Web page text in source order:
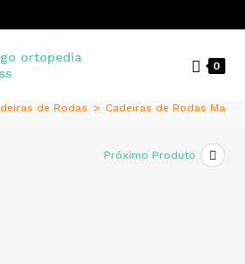
para a rede fixa 0
de Rodas > Cadeiras de Rodas
Próximo Produto